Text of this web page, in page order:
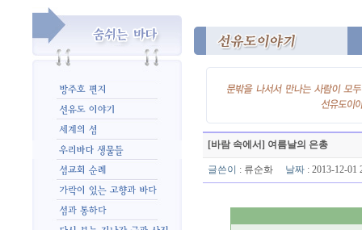
[바람 속에서] 여름날의 은총
글쓴이 : 류순화 날짜: 2013-12-